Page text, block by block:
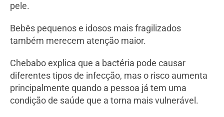
pele.
Bebês pequenos e idosos mais fragilizados
também merecem atenção maior.
Chebabo explica que a bactéria pode causar
diferentes tipos de infecção, mas o risco aumenta
principalmente quando a pessoa já tem uma
condição de saúde que a torna mais vulnerável.